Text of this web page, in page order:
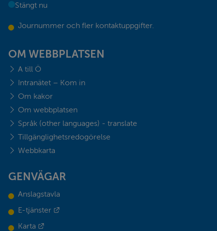
Stängt nu
Journummer och fler kontaktuppgifter.
OM WEBBPLATSEN
A till Ö
Intranätet – Kom in
Om kakor
Om webbplatsen
Språk (other languages) - translate
Tillgänglighetsredogörelse
Webbkarta
GENVÄGAR
Anslagstavla
E-tjänster
Karta